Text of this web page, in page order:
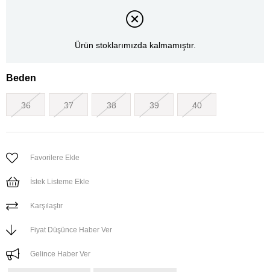
Ürün stoklarımızda kalmamıştır.
Beden
36 37 38 39 40
Favorilere Ekle
İstek Listeme Ekle
Karşılaştır
Fiyat Düşünce Haber Ver
Gelince Haber Ver